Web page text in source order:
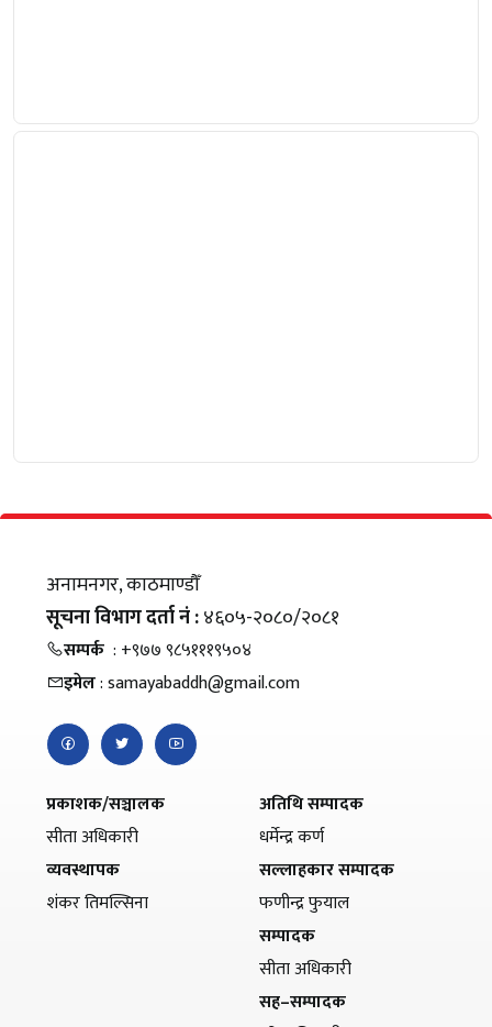
अनामनगर, काठमाण्डौँ
सूचना विभाग दर्ता नं :४६०५-२०८०/२०८१
सम्पर्क : +९७७ ९८५१११९५०४
इमेल: samayabaddh@gmail.com
प्रकाशक/सञ्चालक
सीता अधिकारी
व्यवस्थापक
शंकर तिमल्सिना
अतिथि सम्पादक
धर्मेन्द्र कर्ण
सल्लाहकार सम्पादक
फणीन्द्र फुयाल
सम्पादक
सीता अधिकारी
सह–सम्पादक